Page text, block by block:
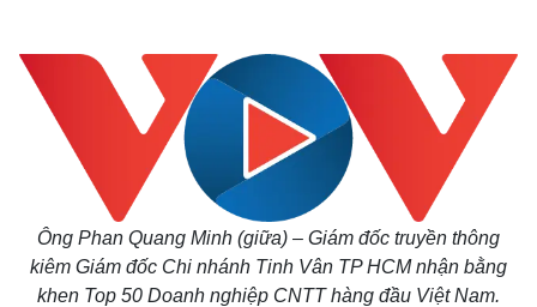
Ông Phan Quang Minh (giữa) – Giám đốc truyền thông
kiêm Giám đốc Chi nhánh Tinh Vân TP HCM nhận bằng
khen Top 50 Doanh nghiệp CNTT hàng đầu Việt Nam.